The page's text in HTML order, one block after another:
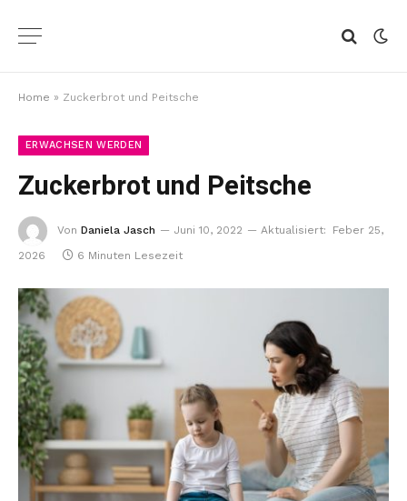
Home » Zuckerbrot und Peitsche
ERWACHSEN WERDEN
Zuckerbrot und Peitsche
Von Daniela Jasch Juni 10, 2022 Aktualisiert:
Feber 25,
2026
6 Minuten Lesezeit